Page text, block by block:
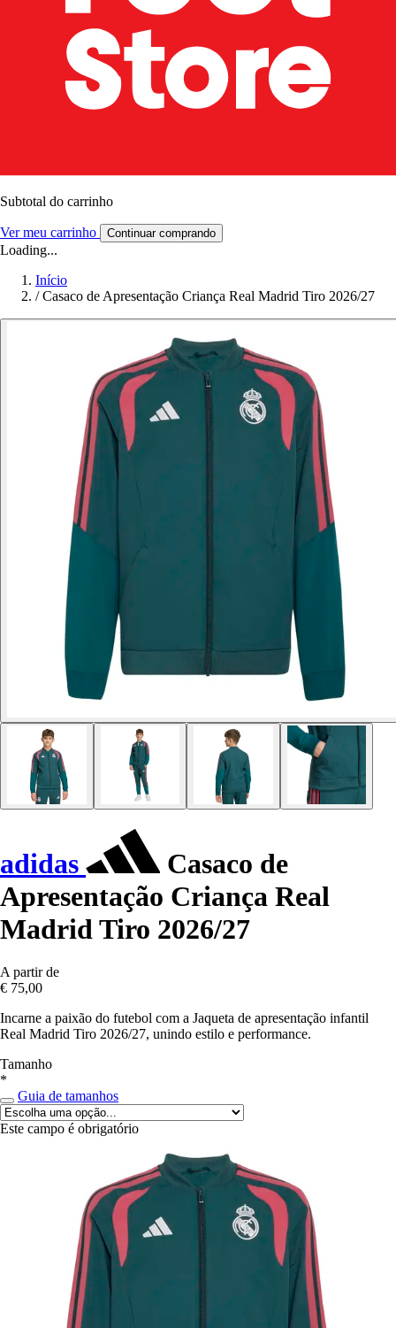
Subtotal do carrinho
Ver meu carrinho Continuar comprando
Loading...
Início
/ Casaco de Apresentação Criança Real Madrid Tiro 2026/27
adidas
Casaco de
Apresentação Criança Real
Madrid Tiro 2026/27
A partir de
€ 75,00
Incarne a paixão do futebol com a Jaqueta de apresentação infantil
Real Madrid Tiro 2026/27, unindo estilo e performance.
Tamanho
*
Guia de tamanhos
Este campo é obrigatório